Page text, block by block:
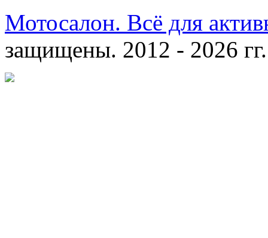
Мотосалон. Всё для
защищены. 2012 - 2026 гг.